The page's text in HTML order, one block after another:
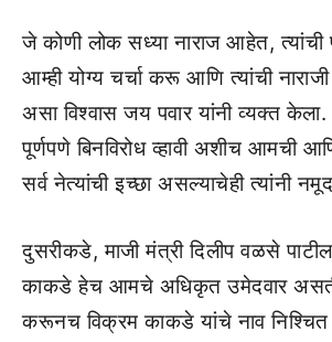
जे कोणी लोक सध्या नाराज आहेत,
आम्ही योग्य चर्चा करू आणि त्यांची
असा विश्वास जय पवार यांनी व्यक्त
पूर्णपणे बिनविरोध व्हावी अशीच आमची
सर्व नेत्यांची इच्छा असल्याचेही त्यांनी
दुसरीकडे, माजी मंत्री दिलीप वळसे
काकडे हेच आमचे अधिकृत उमेदवार
करूनच विक्रम काकडे यांचे नाव